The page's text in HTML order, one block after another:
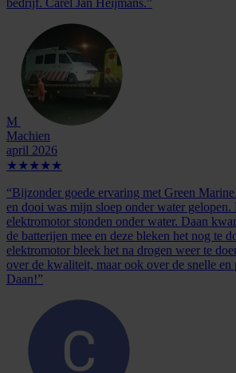
bedrijf. Carel Jan Heijmans.”
M
Machien
april 2026
★★★★★
“Bijzonder goede ervaring met Green
en dooi was mijn sloep onder water gelopen.
elektromotor stonden onder water. Daan
de batterijen mee en deze bleken het nog te
elektromotor bleek het na drogen weer te
over de kwaliteit, maar ook over de snelle en
Daan!”